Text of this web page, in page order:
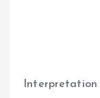
Interpretation